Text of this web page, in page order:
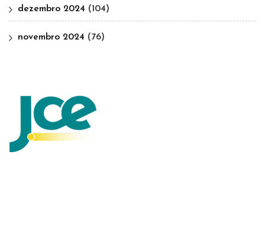
dezembro 2024 (104)
novembro 2024 (76)